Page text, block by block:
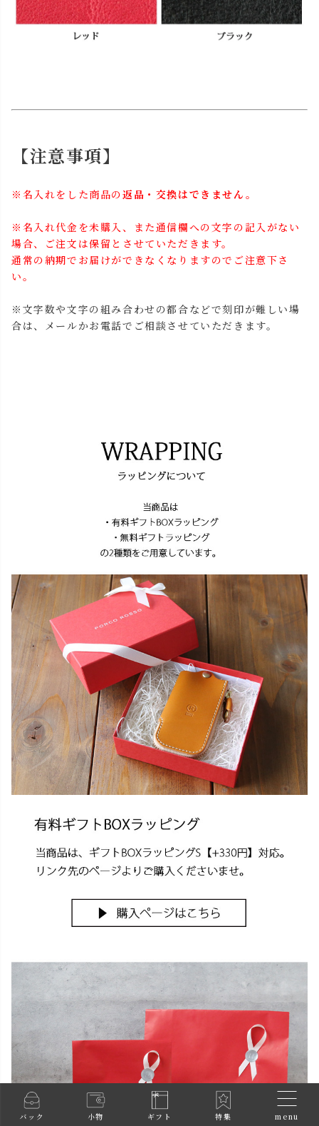
バック 小物 ギフト 特集 menu
【注意事項】
※名入れをした商品の返品・交換はできません。
※名入れ代金を未購入、また通信欄への文字の記入がない
場合、ご注文は保留とさせていただきます。
通常の納期でお届けができなくなりますのでご注意下さ
い。
※文字数や文字の組み合わせの都合などで刻印が難しい場
合は、メールかお電話でご相談させていただきます。